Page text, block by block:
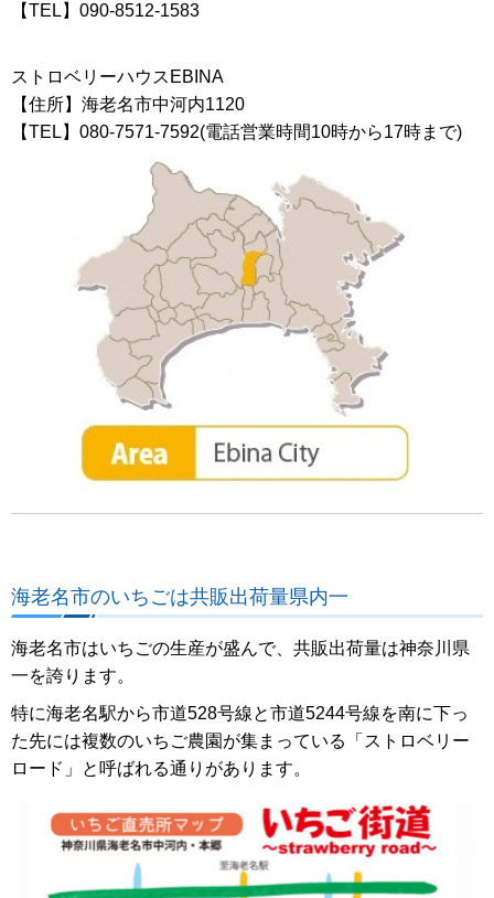
【TEL】090-8512-1583
ストロベリーハウスEBINA
【住所】海老名市中河内1120
【TEL】080-7571-7592(電話営業時間10時から17時まで)
海老名市のいちごは共販出荷量県内一
海老名市はいちごの生産が盛んで、共販出荷量は神奈川県
一を誇ります。
特に海老名駅から市道528号線と市道5244号線を南に下っ
た先には複数のいちご農園が集まっている「ストロベリー
ロード」と呼ばれる通りがあります。